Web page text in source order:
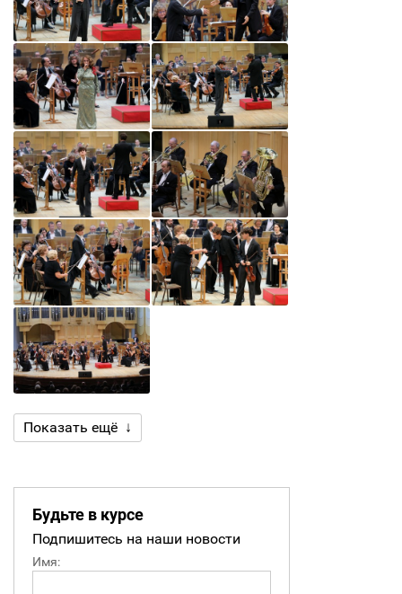
Показать ещё ↓
Будьте в курсе
Подпишитесь на наши новости
Имя: